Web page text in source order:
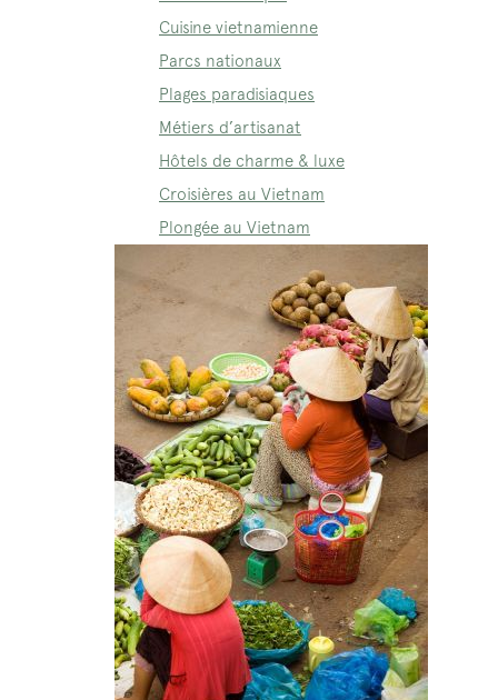
Cuisine vietnamienne
Parcs nationaux
Plages paradisiaques
Métiers d’artisanat
Hôtels de charme & luxe
Croisières au Vietnam
Plongée au Vietnam